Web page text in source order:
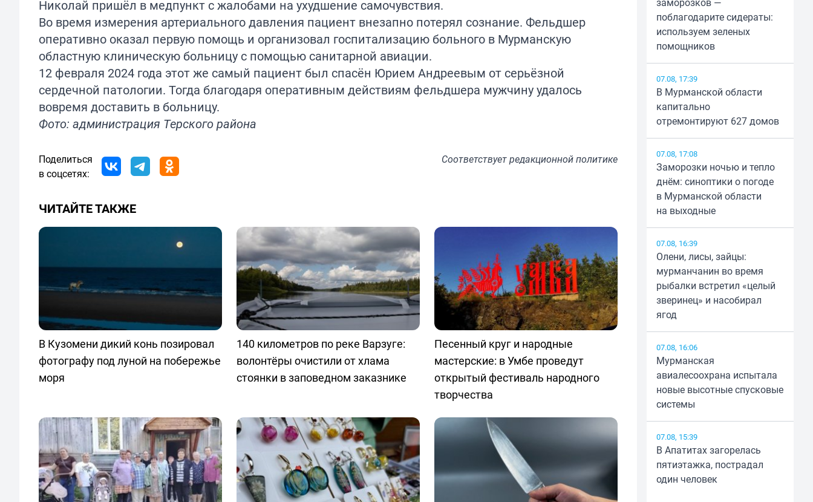
Николай пришёл в медпункт с жалобами на ухудшение самочувствия.
Во время измерения артериального давления пациент внезапно потерял сознание. Фельдшер
оперативно оказал первую помощь и организовал госпитализацию больного в Мурманскую
областную клиническую больницу с помощью санитарной авиации.
12 февраля 2024 года этот же самый пациент был спасён Юрием Андреевым от серьёзной
сердечной патологии. Тогда благодаря оперативным действиям фельдшера мужчину удалось
вовремя доставить в больницу.
Фото: администрация Терского района
Поделиться
в соцсетях:
Соответствуетредакционной политике
ЧИТАЙТЕ ТАКЖЕ
В Кузомени дикий конь позировал
фотографу под луной на побережье
моря
140 километров по реке Варзуге:
волонтёры очистили от хлама
стоянки в заповедном заказнике
Песенный круг и народные
мастерские: в Умбе проведут
открытый фестиваль народного
творчества
заморозков —
поблагодарите сидераты:
используем зеленых
помощников
07.08, 17:39
В Мурманской области
капитально
отремонтируют 627 домов
07.08, 17:08
Заморозки ночью и тепло
днём: синоптики о погоде
в Мурманской области
на выходные
07.08, 16:39
Олени, лисы, зайцы:
мурманчанин во время
рыбалки встретил «целый
зверинец» и насобирал
ягод
07.08, 16:06
Мурманская
авиалесоохрана испытала
новые высотные спусковые
системы
07.08, 15:39
В Апатитах загорелась
пятиэтажка, пострадал
один человек